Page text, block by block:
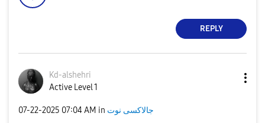
REPLY
Kd-alshehri
Active Level 1
‎07-22-2025 07:04 AM in جالاكسى نوت